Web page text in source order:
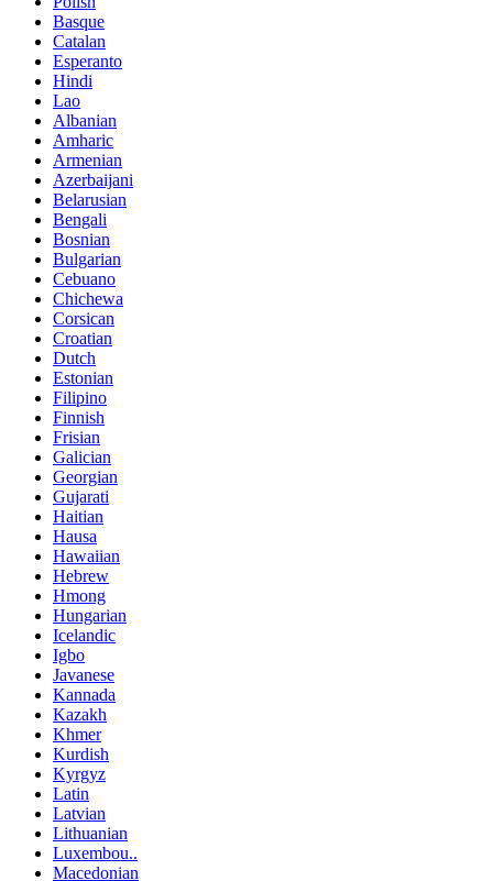
Basque
Catalan
Esperanto
Hindi
Lao
Albanian
Amharic
Armenian
Azerbaijani
Belarusian
Bengali
Bosnian
Bulgarian
Cebuano
Chichewa
Corsican
Croatian
Dutch
Estonian
Filipino
Finnish
Frisian
Galician
Georgian
Gujarati
Haitian
Hausa
Hawaiian
Hebrew
Hmong
Hungarian
Icelandic
Igbo
Javanese
Kannada
Kazakh
Khmer
Kurdish
Kyrgyz
Latin
Latvian
Lithuanian
Luxembou..
Macedonian